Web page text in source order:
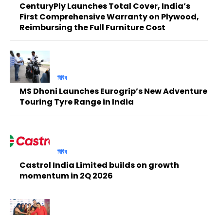
CenturyPly Launches Total Cover, India’s
First Comprehensive Warranty on Plywood,
Reimbursing the Full Furniture Cost
বিবিধ
MS Dhoni Launches Eurogrip’s New Adventure
Touring Tyre Range in India
বিবিধ
Castrol India Limited builds on growth
momentum in 2Q 2026